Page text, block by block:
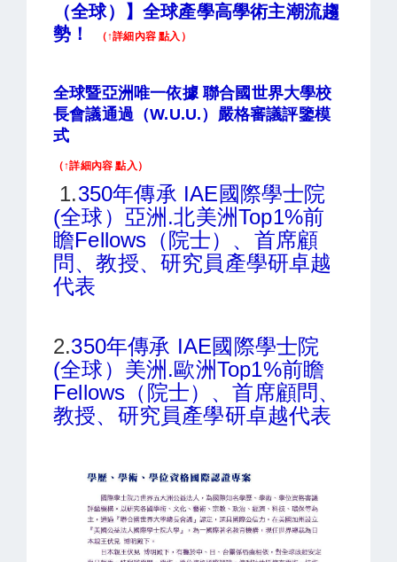
（全球）】全球產學高學術主潮流趨
勢！
（↑詳細內容 點入）
全球暨亞洲唯一依據 聯合國世界大學校
長會議通過（W.U.U.）嚴格審議評鑒模
式
（↑詳細內容 點入）
1.350年傳承 IAE國際學士院
(全球） 亞洲.北美洲Top1%前
瞻Fellows（院士）、首席顧
問、教授、研究員 產學研卓越
代表
2.350年傳承 IAE國際學士院
(全球） 美洲.歐洲Top1%前瞻
Fellows（院士）、首席顧問、
教授、研究員產學研卓越代表